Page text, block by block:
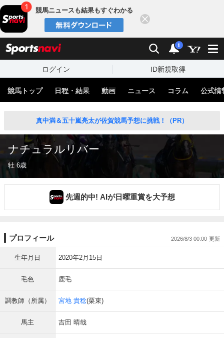
競馬ニュースも結果もすぐわかる
検索 通知
i
ログイン ID新規取得
競馬トップ 日程・結果 動画 ニュース コラム 公式情
真中満＆五十嵐亮太が佐賀競馬予想に挑戦！（PR）
ナチュラルリバー
牡 6歳
先週的中! AIが日曜重賞を大予想
プロフィール 2026/8/3 00:00
生年月日 2020年2月15日
毛色 鹿毛
調教師（所属） 宮地 貴稔(栗東)
馬主 吉田 晴哉